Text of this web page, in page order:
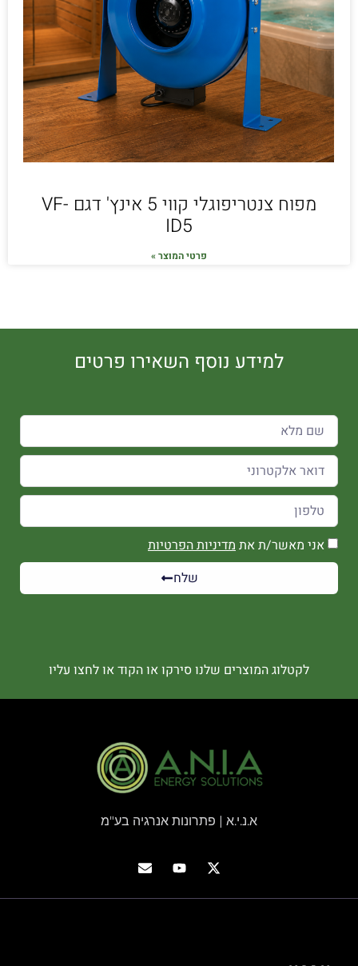
מפוח צנטריפוגלי קווי 5 אינץ' דגם VF-
ID5
פרטי המוצר »
למידע נוסף השאירו פרטים
אני מאשר/ת אתמדיניות הפרטיות
שלח
לקטלוג המוצרים שלנו סירקו או הקוד או לחצו עליו
א.נ.י.א | פתרונות אנרגיה בע"מ